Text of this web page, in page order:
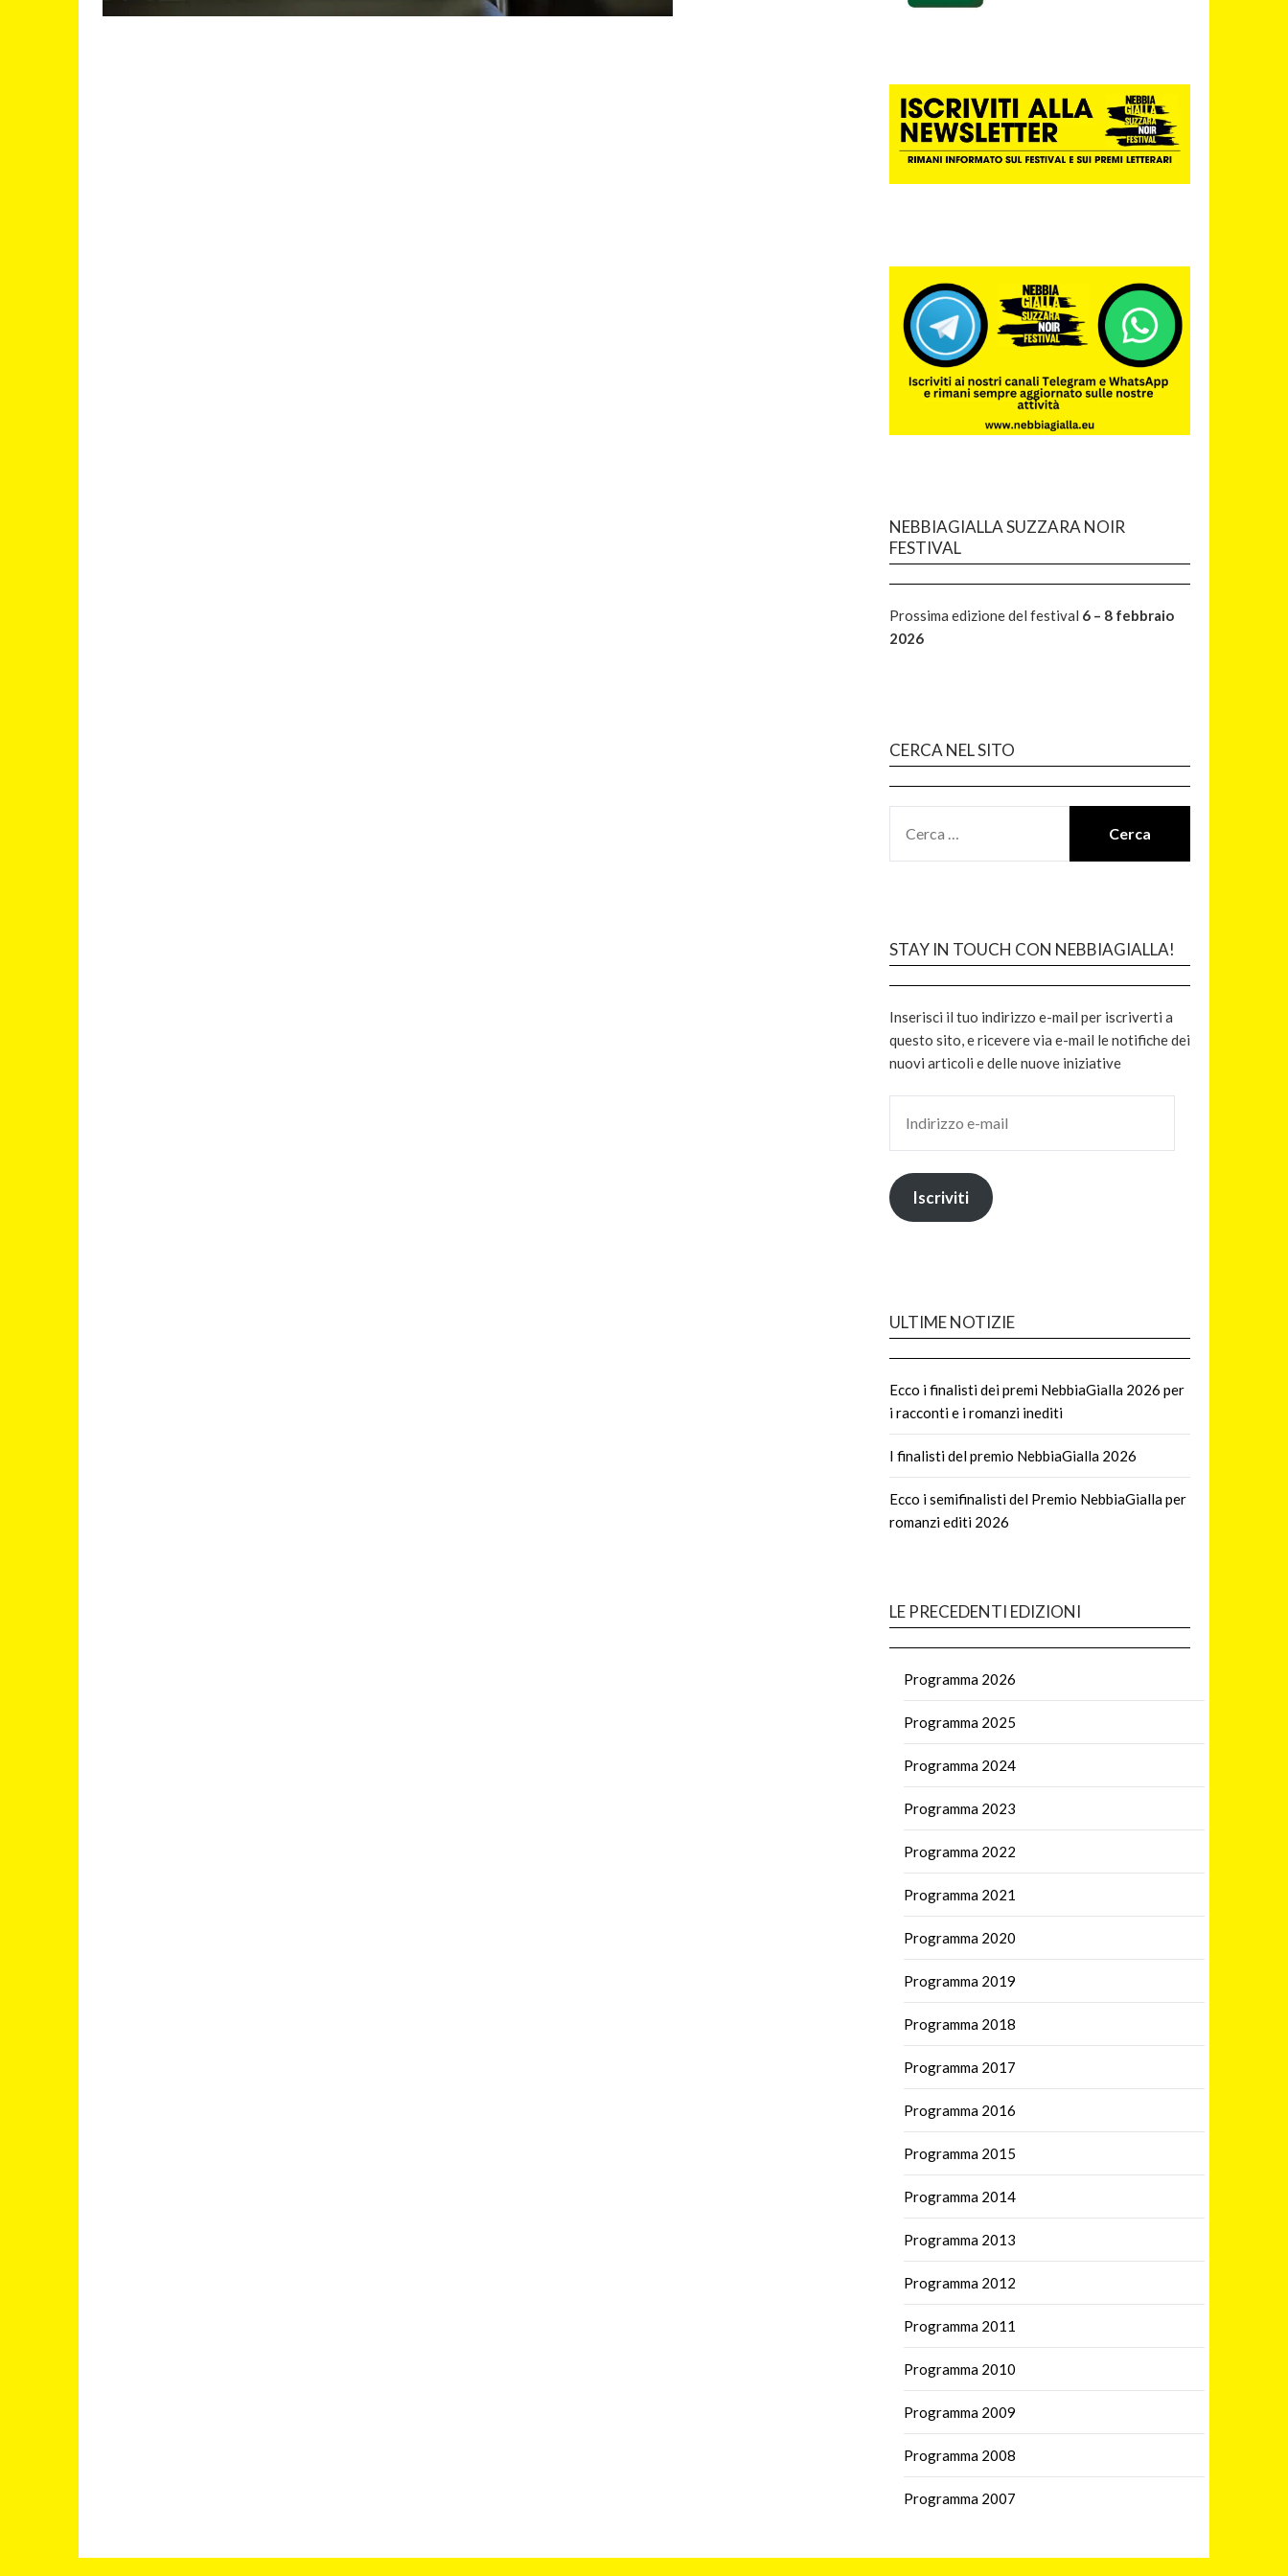
NEBBIAGIALLA SUZZARA NOIR
FESTIVAL
Prossima edizione del festival 6 – 8 febbraio
2026
CERCA NEL SITO
STAY IN TOUCH CON NEBBIAGIALLA!
Inserisci il tuo indirizzo e-mail per iscriverti a
questo sito, e ricevere via e-mail le notifiche dei
nuovi articoli e delle nuove iniziative
Iscriviti
ULTIME NOTIZIE
Ecco i finalisti dei premi NebbiaGialla 2026 per
i racconti e i romanzi inediti
I finalisti del premio NebbiaGialla 2026
Ecco i semifinalisti del Premio NebbiaGialla per
romanzi editi 2026
LE PRECEDENTI EDIZIONI
Programma 2026
Programma 2025
Programma 2024
Programma 2023
Programma 2022
Programma 2021
Programma 2020
Programma 2019
Programma 2018
Programma 2017
Programma 2016
Programma 2015
Programma 2014
Programma 2013
Programma 2012
Programma 2011
Programma 2010
Programma 2009
Programma 2008
Programma 2007